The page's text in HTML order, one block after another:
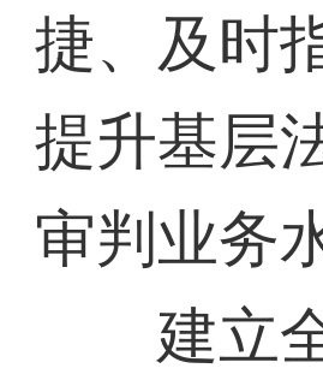
捷、及时
提升基层
审判业务
建立全